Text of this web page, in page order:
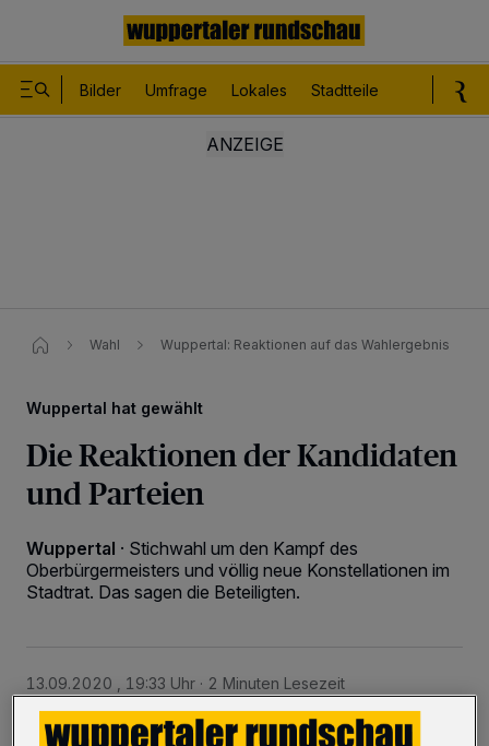
Bilder Umfrage Lokales Stadtteile
Wahl Wuppertal: Reaktionen auf das Wahlergebnis
Wuppertal hat gewählt
Die Reaktionen der Kandidaten
und Parteien
Wuppertal · Stichwahl um den Kampf des
Oberbürgermeisters und völlig neue Konstellationen im
Stadtrat. Das sagen die Beteiligten.
13.09.2020 , 19:33 Uhr 2 Minuten Lesezeit